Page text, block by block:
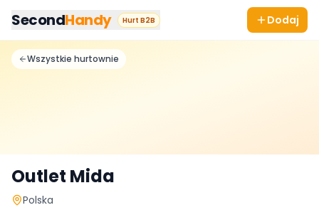
SecondHandy Hurt B2B Dodaj
Wszystkie hurtownie
Outlet Mida
Polska